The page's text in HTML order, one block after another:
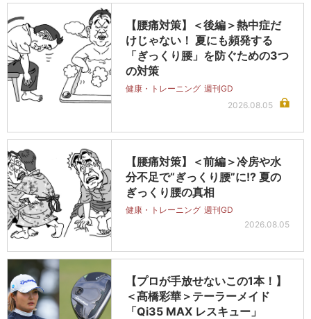
【腰痛対策】＜後編＞熱中症だ
けじゃない！ 夏にも頻発する
「ぎっくり腰」を防ぐための3つ
の対策
健康・トレーニング 週刊GD
2026.08.05
【腰痛対策】＜前編＞冷房や水
分不足で“ぎっくり腰”に!? 夏の
ぎっくり腰の真相
健康・トレーニング 週刊GD
2026.08.05
【プロが手放せないこの1本！】
＜髙橋彩華＞テーラーメイド
「Qi35 MAX レスキュー」